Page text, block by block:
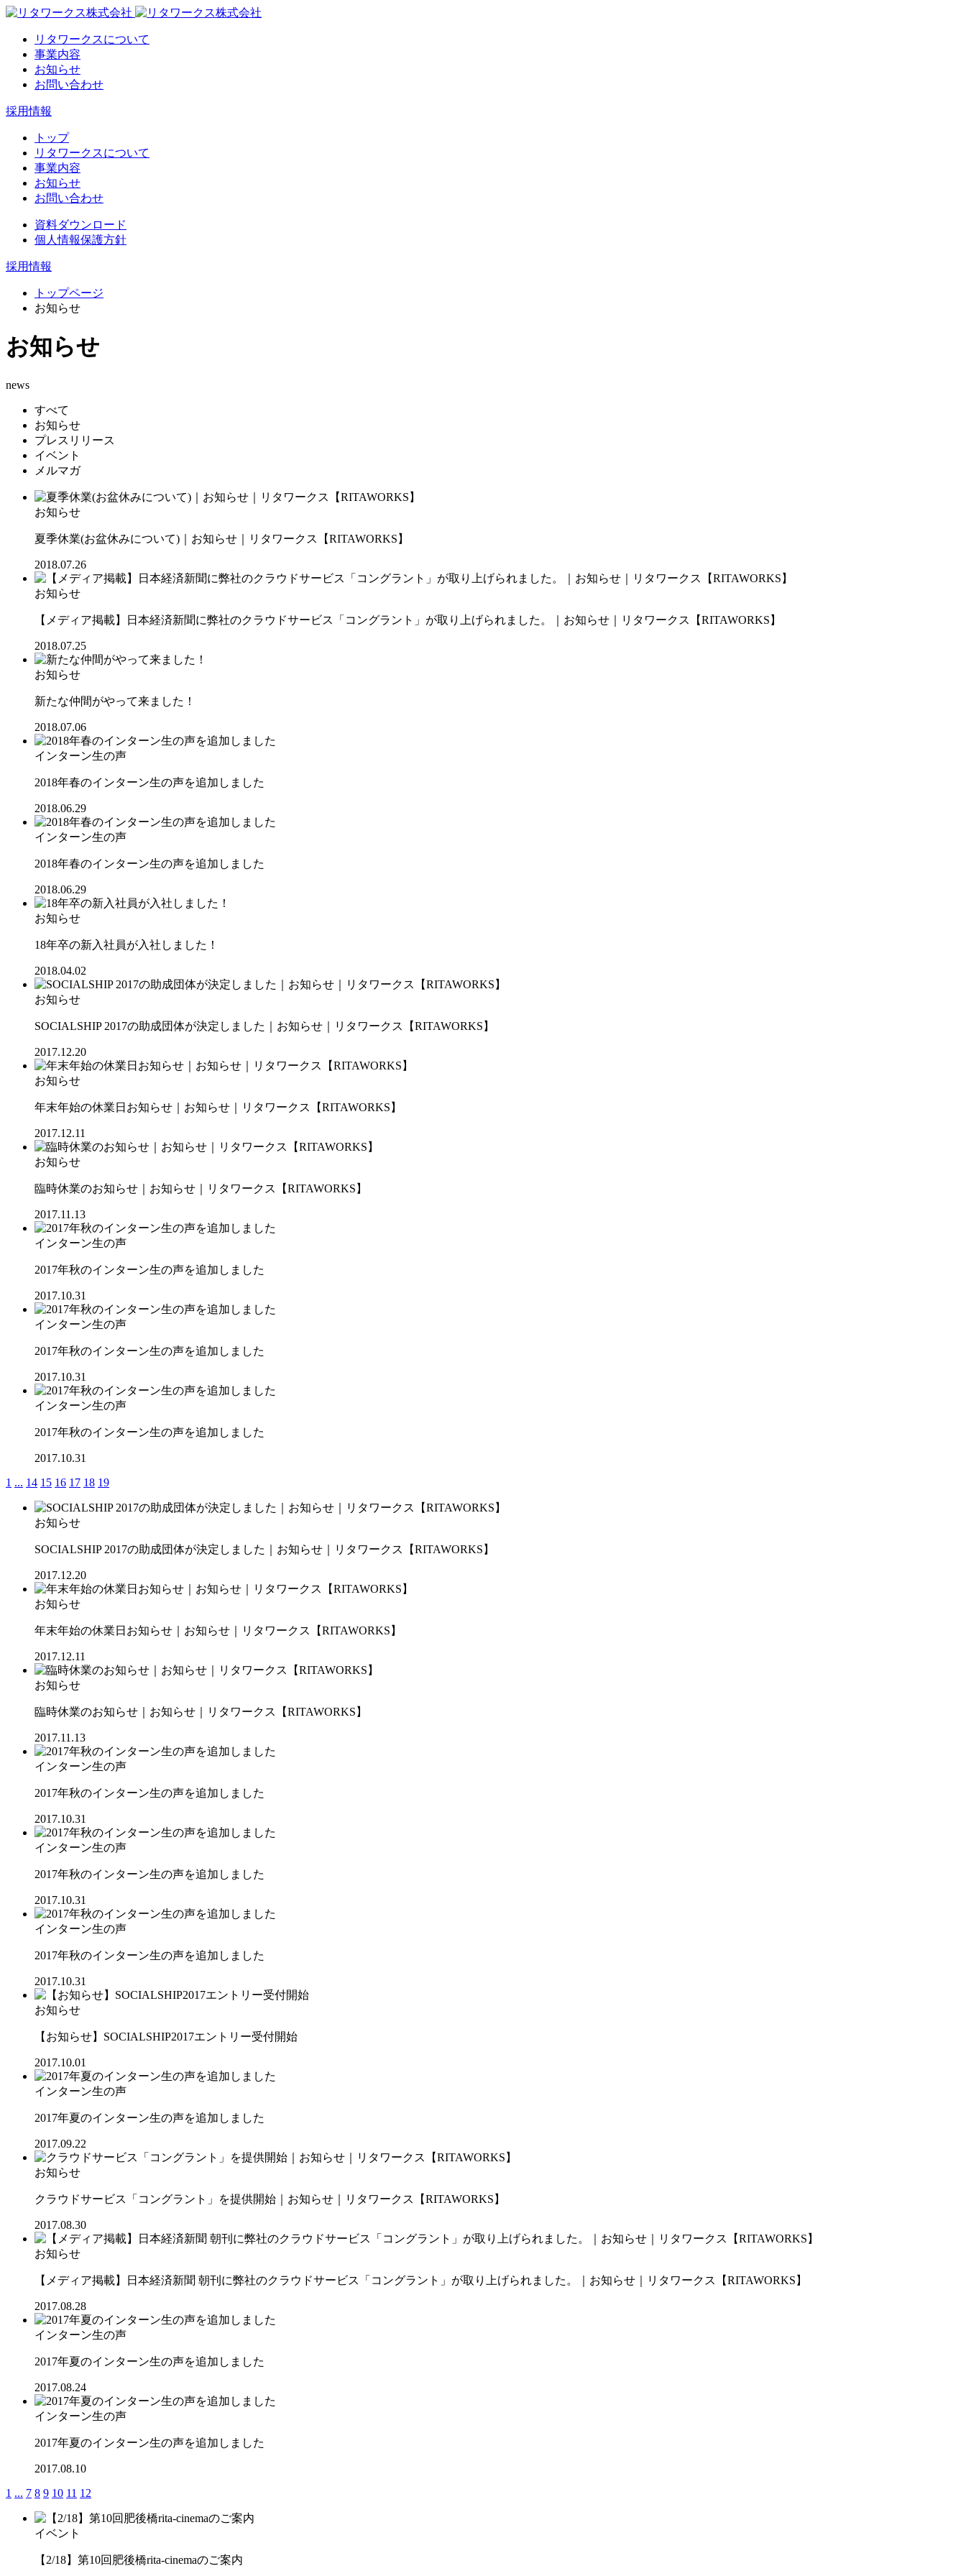
リタワークスについて
事業内容
お知らせ
お問い合わせ
採用情報
トップ
リタワークスについて
事業内容
お知らせ
お問い合わせ
資料ダウンロード
個人情報保護方針
採用情報
トップページ
お知らせ
お知らせ
news
すべて
お知らせ
プレスリリース
イベント
メルマガ
お知らせ
夏季休業(お盆休みについて)｜お知らせ｜リタワークス【RITAWORKS】
2018.07.26
お知らせ
【メディア掲載】日本経済新聞に弊社のクラウドサービス「コングラント」が取り上げられました。｜お知らせ｜リタワークス【RITAWORKS】
2018.07.25
お知らせ
新たな仲間がやって来ました！
2018.07.06
インターン生の声
2018年春のインターン生の声を追加しました
2018.06.29
インターン生の声
2018年春のインターン生の声を追加しました
2018.06.29
お知らせ
18年卒の新入社員が入社しました！
2018.04.02
お知らせ
SOCIALSHIP 2017の助成団体が決定しました｜お知らせ｜リタワークス【RITAWORKS】
2017.12.20
お知らせ
年末年始の休業日お知らせ｜お知らせ｜リタワークス【RITAWORKS】
2017.12.11
お知らせ
臨時休業のお知らせ｜お知らせ｜リタワークス【RITAWORKS】
2017.11.13
インターン生の声
2017年秋のインターン生の声を追加しました
2017.10.31
インターン生の声
2017年秋のインターン生の声を追加しました
2017.10.31
インターン生の声
2017年秋のインターン生の声を追加しました
2017.10.31
1 ... 14 15 16 17 18 19
お知らせ
SOCIALSHIP 2017の助成団体が決定しました｜お知らせ｜リタワークス【RITAWORKS】
2017.12.20
お知らせ
年末年始の休業日お知らせ｜お知らせ｜リタワークス【RITAWORKS】
2017.12.11
お知らせ
臨時休業のお知らせ｜お知らせ｜リタワークス【RITAWORKS】
2017.11.13
インターン生の声
2017年秋のインターン生の声を追加しました
2017.10.31
インターン生の声
2017年秋のインターン生の声を追加しました
2017.10.31
インターン生の声
2017年秋のインターン生の声を追加しました
2017.10.31
お知らせ
【お知らせ】SOCIALSHIP2017エントリー受付開始
2017.10.01
インターン生の声
2017年夏のインターン生の声を追加しました
2017.09.22
お知らせ
クラウドサービス「コングラント」を提供開始｜お知らせ｜リタワークス【RITAWORKS】
2017.08.30
お知らせ
【メディア掲載】日本経済新聞 朝刊に弊社のクラウドサービス「コングラント」が取り上げられました。｜お知らせ｜リタワークス【RITAWORKS】
2017.08.28
インターン生の声
2017年夏のインターン生の声を追加しました
2017.08.24
インターン生の声
2017年夏のインターン生の声を追加しました
2017.08.10
1 ... 7 8 9 10 11 12
イベント
【2/18】第10回肥後橋rita-cinemaのご案内